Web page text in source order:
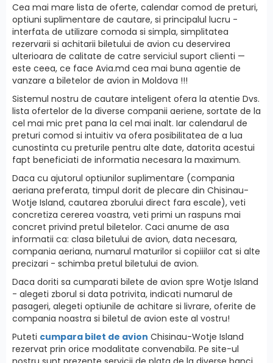
Cea mai mare lista de oferte, calendar comod de preturi,
optiuni suplimentare de cautare, si principalul lucru -
interfatа de utilizare comoda si simpla, simplitatea
rezervarii si achitarii biletului de avion cu deservirea
ulterioara de calitate de catre serviciul suport clienti —
este ceea, ce face Avia.md cea mai buna agentie de
vanzare a biletelor de avion in Moldova !!!
Sistemul nostru de cautare inteligent ofera la atentie Dvs.
lista ofertelor de la diverse companii aeriene, sortate de la
cel mai mic pret pana la cel mai inalt. Iar calendarul de
preturi comod si intuitiv va ofera posibilitatea de a lua
cunostinta cu preturile pentru alte date, datorita acestui
fapt beneficiati de informatia necesara la maximum.
Daca cu ajutorul optiunilor suplimentare (compania
aeriana preferata, timpul dorit de plecare din Chisinau-
Wotje Island, cautarea zborului direct fara escale), veti
concretiza cererea voastra, veti primi un raspuns mai
concret privind pretul biletelor. Caci anume de asa
informatii ca: clasa biletului de avion, data necesara,
compania aeriana, numarul maturilor si copiiilor cat si alte
precizari - schimba pretul biletului de avion.
Daca doriti sa cumparati bilete de avion spre Wotje Island
- alegeti zborul si data potrivita, indicati numarul de
pasageri, alegeti optiunile de achitare si livrare, oferite de
compania noastra si biletul de avion este al vostru!
Puteti cumpara bilet de avion Chisinau-Wotje Island
rezervat prin orice modalitate convenabila. Pe site-ul